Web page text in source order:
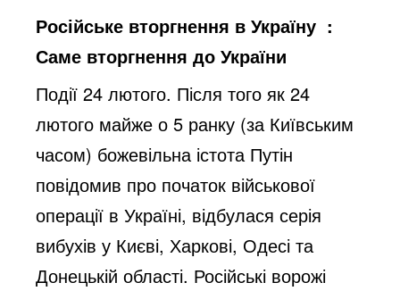
Російське вторгнення в Україну :
Саме вторгнення до України
Події 24 лютого. Після того як 24
лютого майже о 5 ранку (за Київським
часом) божевільна істота Путін
повідомив про початок військової
операції в Україні, відбулася серія
вибухів у Києві, Харкові, Одесі та
Донецькій області. Російські ворожі